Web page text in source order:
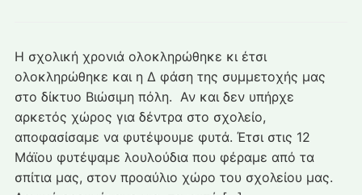
Καρδίτσας
:
φυτεύω
και
υιοθετώ
λουλούδια
Η σχολική χρονιά ολοκληρώθηκε κι έτσι
ολοκληρώθηκε και η Δ φάση της συμμετοχής μας
στο δίκτυο Βιώσιμη πόλη. Αν και δεν υπήρχε
αρκετός χώρος για δέντρα στο σχολείο,
αποφασίσαμε να φυτέψουμε φυτά. Έτσι στις 12
Μάϊου φυτέψαμε λουλούδια που φέραμε από τα
σπίτια μας, στον προαύλιο χώρο του σχολείου μας.